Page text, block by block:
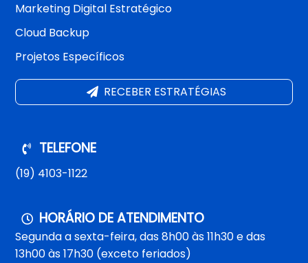
Marketing Digital Estratégico
Cloud Backup
Projetos Específicos
RECEBER ESTRATÉGIAS
TELEFONE
(19) 4103-1122
HORÁRIO DE ATENDIMENTO
Segunda a sexta-feira, das 8h00 às 11h30 e das
13h00 às 17h30 (exceto feriados)